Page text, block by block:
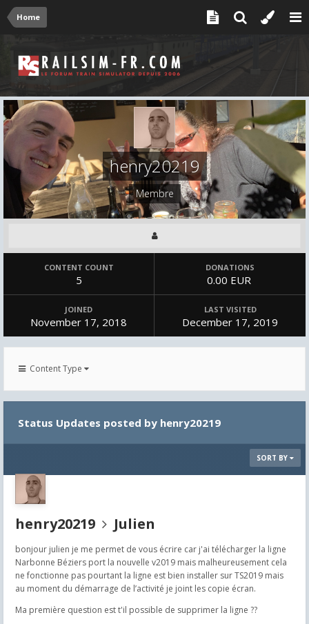
Home
henry20219
Membre
CONTENT COUNT
5
DONATIONS
0.00 EUR
JOINED
November 17, 2018
LAST VISITED
December 17, 2019
Content Type
Status Updates posted by henry20219
SORT BY
henry20219 Julien
bonjour julien je me permet de vous écrire car j'ai télécharger la ligne
Narbonne Béziers port la nouvelle v2019 mais malheureusement cela
ne fonctionne pas pourtant la ligne est bien installer sur TS2019 mais
au moment du démarrage de l’activité je joint les copie écran.
Ma première question est t'il possible de supprimer la ligne ??